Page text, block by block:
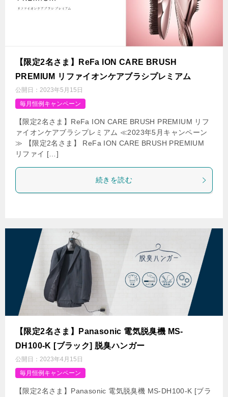
【限定2名さま】ReFa ION CARE BRUSH
PREMIUM リファイオンケアブラシプレミアム
公開日： 2023年5月15日
毎月恒例キャンペーン
【限定2名さま】ReFa ION CARE BRUSH PREMIUM リフ
ァイオンケアブラシプレミアム ≪2023年5月キャンペーン
≫ 【限定2名さま】 ReFa ION CARE BRUSH PREMIUM
リファイ […]
続きを読む
【限定2名さま】Panasonic 電気脱臭機 MS-
DH100-K [ブラック] 脱臭ハンガー
公開日： 2023年4月15日
毎月恒例キャンペーン
【限定2名さま】Panasonic 電気脱臭機 MS-DH100-K [ブラ